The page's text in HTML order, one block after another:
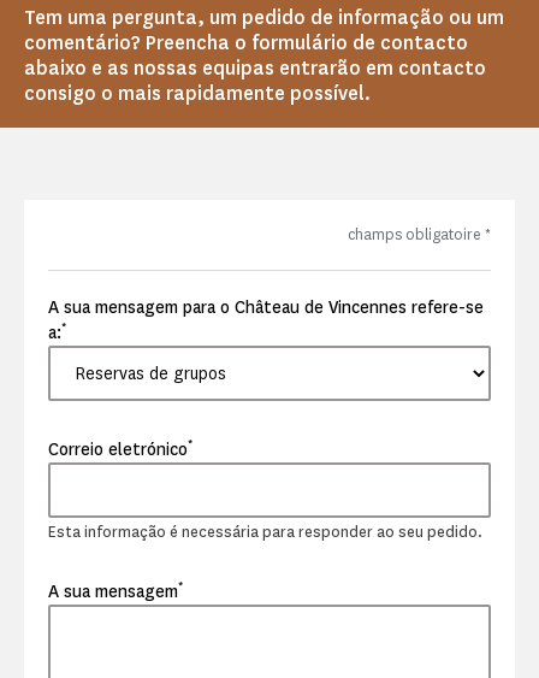
Tem uma pergunta, um pedido de informação ou um
comentário? Preencha o formulário de contacto
abaixo e as nossas equipas entrarão em contacto
consigo o mais rapidamente possível.
champs obligatoire *
A sua mensagem para o Château de Vincennes refere-se
a:*
Correio eletrónico*
Esta informação é necessária para responder ao seu pedido.
A sua mensagem*